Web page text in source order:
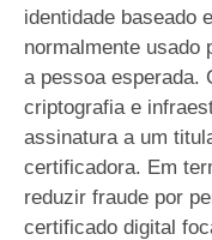
identidade baseado
normalmente usado
a pessoa esperada.
criptografia e
assinatura a um
certificadora. Em
reduzir fraude por
certificado digital